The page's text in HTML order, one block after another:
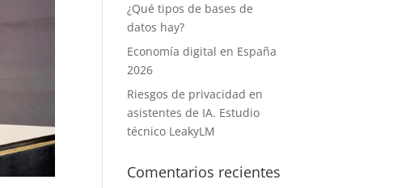
¿Qué tipos de bases de
datos hay?
Economía digital en España
2026
Riesgos de privacidad en
asistentes de IA. Estudio
técnico LeakyLM
Comentarios recientes